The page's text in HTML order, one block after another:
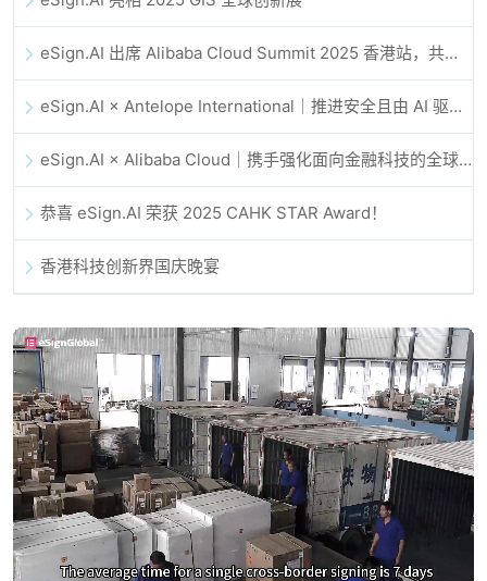
eSign.AI 出席 Alibaba Cloud Summit 2025 香港站，共同探讨 AI 驱动的云创新与数字信任未来
eSign.AI × Antelope International｜推进安全且由 AI 驱动的数字化工作流
eSign.AI × Alibaba Cloud｜携手强化面向金融科技的全球数字信任
恭喜 eSign.AI 荣获 2025 CAHK STAR Award！
香港科技创新界国庆晚宴